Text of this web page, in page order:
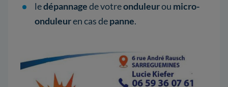
ledépannagede votreonduleurou micro-
onduleuren cas depanne.